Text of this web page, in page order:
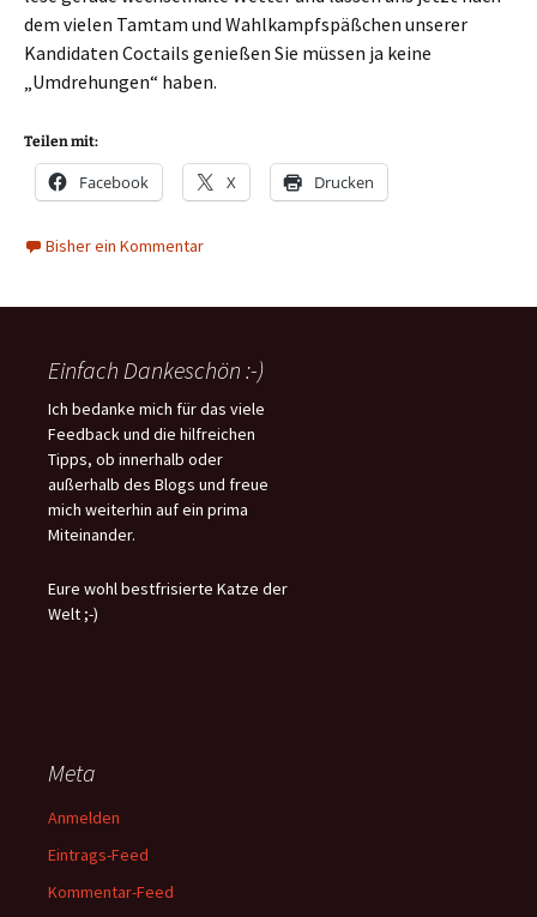
dem vielen Tamtam und Wahlkampfspäßchen unserer
Kandidaten Coctails genießen Sie müssen ja keine
„Umdrehungen“ haben.
Teilen mit:
Facebook X Drucken
Bisher ein Kommentar
Einfach Dankeschön :-)
Ich bedanke mich für das viele
Feedback und die hilfreichen
Tipps, ob innerhalb oder
außerhalb des Blogs und freue
mich weiterhin auf ein prima
Miteinander.
Eure wohl bestfrisierte Katze der
Welt ;-)
Meta
Anmelden
Eintrags-Feed
Kommentar-Feed